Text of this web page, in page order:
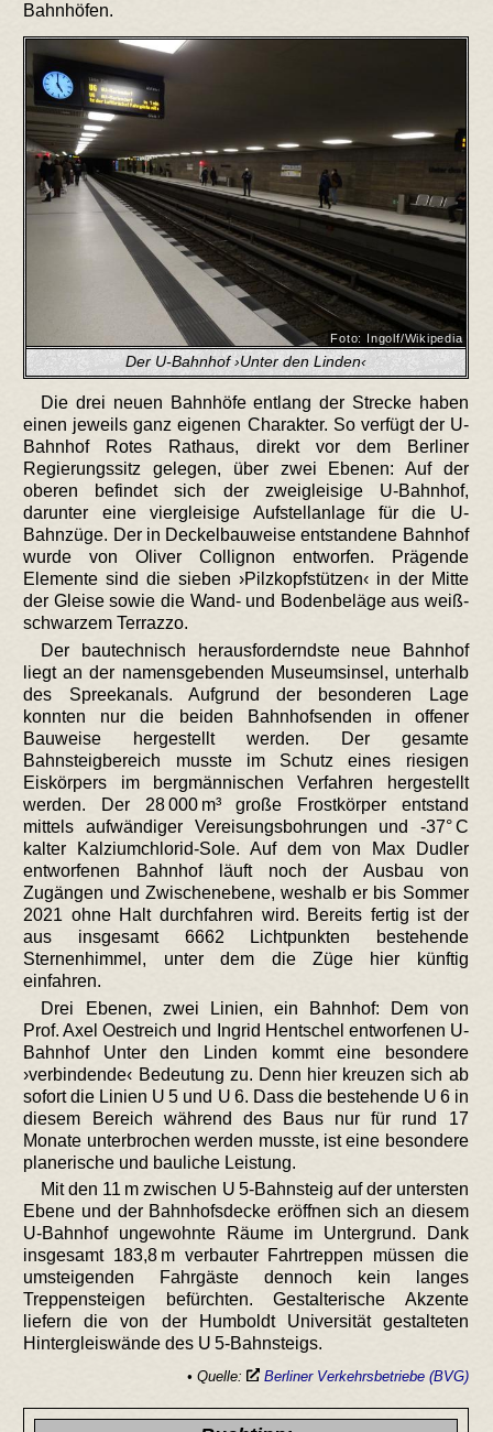
Bahnhöfen.
Foto: Ingolf/Wikipedia
Der U-Bahnhof ›Unter den Linden‹
Die drei neuen Bahnhöfe entlang der Strecke haben
einen jeweils ganz eigenen Charakter. So verfügt der U-
Bahnhof Rotes Rathaus, direkt vor dem Berliner
Regierungssitz gelegen, über zwei Ebenen: Auf der
oberen befindet sich der zweigleisige U-Bahnhof,
darunter eine viergleisige Aufstellanlage für die U-
Bahnzüge. Der in Deckelbauweise entstandene Bahnhof
wurde von Oliver Collignon entworfen. Prägende
Elemente sind die sieben ›Pilzkopfstützen‹ in der Mitte
der Gleise sowie die Wand- und Bodenbeläge aus weiß-
schwarzem Terrazzo.
Der bautechnisch herausforderndste neue Bahnhof
liegt an der namensgebenden Museumsinsel, unterhalb
des Spreekanals. Aufgrund der besonderen Lage
konnten nur die beiden Bahnhofsenden in offener
Bauweise hergestellt werden. Der gesamte
Bahnsteigbereich musste im Schutz eines riesigen
Eiskörpers im bergmännischen Verfahren hergestellt
werden. Der 28 000 m³ große Frostkörper entstand
mittels aufwändiger Vereisungsbohrungen und -37° C
kalter Kalziumchlorid-Sole. Auf dem von Max Dudler
entworfenen Bahnhof läuft noch der Ausbau von
Zugängen und Zwischenebene, weshalb er bis Sommer
2021 ohne Halt durchfahren wird. Bereits fertig ist der
aus insgesamt 6662 Lichtpunkten bestehende
Sternenhimmel, unter dem die Züge hier künftig
einfahren.
Drei Ebenen, zwei Linien, ein Bahnhof: Dem von
Prof. Axel Oestreich und Ingrid Hentschel entworfenen U-
Bahnhof Unter den Linden kommt eine besondere
›verbindende‹ Bedeutung zu. Denn hier kreuzen sich ab
sofort die Linien U 5 und U 6. Dass die bestehende U 6 in
diesem Bereich während des Baus nur für rund 17
Monate unterbrochen werden musste, ist eine besondere
planerische und bauliche Leistung.
Mit den 11 m zwischen U 5-Bahnsteig auf der untersten
Ebene und der Bahnhofsdecke eröffnen sich an diesem
U-Bahnhof ungewohnte Räume im Untergrund. Dank
insgesamt 183,8 m verbauter Fahrtreppen müssen die
umsteigenden Fahrgäste dennoch kein langes
Treppensteigen befürchten. Gestalterische Akzente
liefern die von der Humboldt Universität gestalteten
Hintergleiswände des U 5-Bahnsteigs.
• Quelle: Berliner Verkehrsbetriebe (BVG)